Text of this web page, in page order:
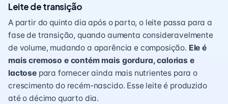
Leite de transição
A partir do quinto dia após o parto, o leite passa para a
fase de transição, quando aumenta consideravelmente
de volume, mudando a aparência e composição. Ele é
mais cremoso e contém mais gordura, calorias e
lactosepara fornecer ainda mais nutrientes para o
crescimento do recém-nascido. Esse leite é produzido
até o décimo quarto dia.